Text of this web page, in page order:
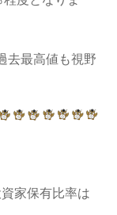
去最高値も視野
家保有比率は